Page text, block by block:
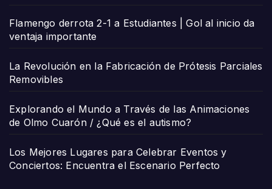
Flamengo derrota 2-1 a Estudiantes | Gol al inicio da
ventaja importante
La Revolución en la Fabricación de Prótesis Parciales
Removibles
Explorando el Mundo a Través de las Animaciones
de Olmo Cuarón / ¿Qué es el autismo?
Los Mejores Lugares para Celebrar Eventos y
Conciertos: Encuentra el Escenario Perfecto